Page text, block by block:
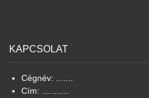
KAPCSOLAT
Cégnév: .......
Cím: ...........